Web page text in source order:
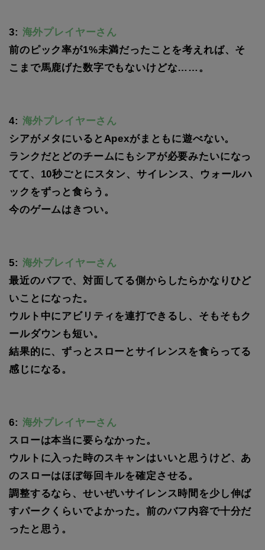
3: 海外プレイヤーさん
前のピック率が1%未満だったことを考えれば、そ
こまで馬鹿げた数字でもないけどな……。
4: 海外プレイヤーさん
シアがメタにいるとApexがまともに遊べない。
ランクだとどのチームにもシアが必要みたいになっ
てて、10秒ごとにスタン、サイレンス、ウォールハ
ックをずっと食らう。
今のゲームはきつい。
5: 海外プレイヤーさん
最近のバフで、対面してる側からしたらかなりひど
いことになった。
ウルト中にアビリティを連打できるし、そもそもク
ールダウンも短い。
結果的に、ずっとスローとサイレンスを食らってる
感じになる。
6: 海外プレイヤーさん
スローは本当に要らなかった。
ウルトに入った時のスキャンはいいと思うけど、あ
のスローはほぼ毎回キルを確定させる。
調整するなら、せいぜいサイレンス時間を少し伸ば
すパークくらいでよかった。前のバフ内容で十分だ
ったと思う。